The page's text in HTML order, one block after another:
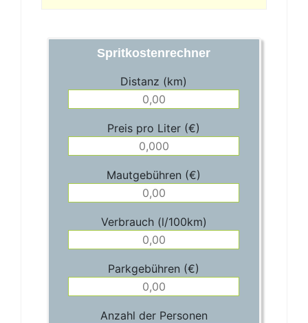
Spritkostenrechner
Distanz (km)
Preis pro Liter (€)
Mautgebühren (€)
Verbrauch (l/100km)
Parkgebühren (€)
Anzahl der Personen